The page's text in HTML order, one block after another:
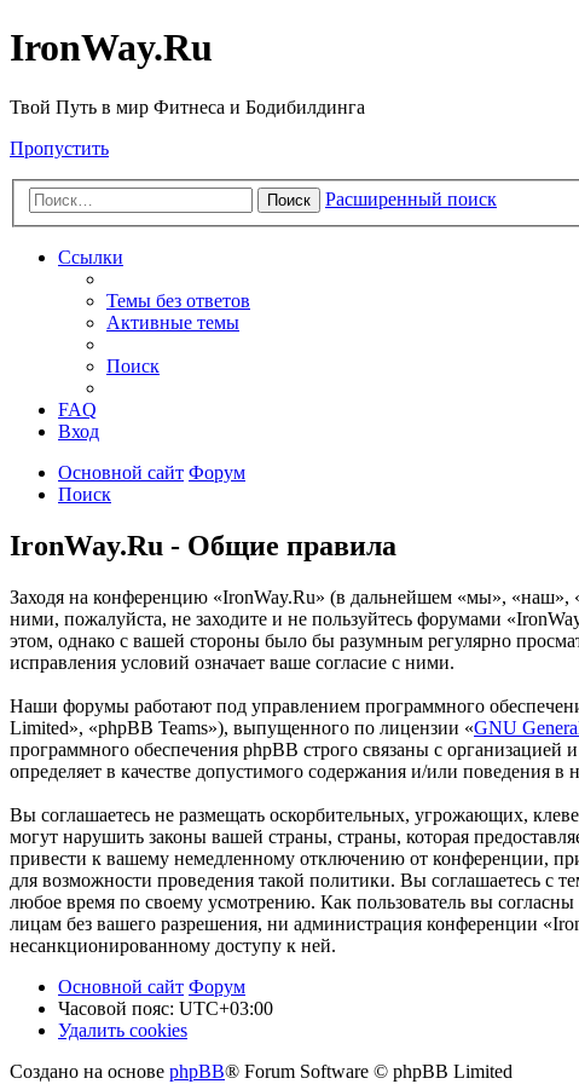
IronWay.Ru
Твой Путь в мир Фитнеса и Бодибилдинга
Пропустить
Поиск Расширенный поиск
Ссылки
Темы без ответов
Активные темы
Поиск
FAQ
Вход
Основной сайт Форум
Поиск
IronWay.Ru - Общие правила
Заходя на конференцию «IronWay.Ru» (в дальнейшем «мы», «наш»,
ними, пожалуйста, не заходите и не пользуйтесь форумами
этом, однако с вашей стороны было бы разумным регулярно
исправления условий означает ваше согласие с ними.
Наши форумы работают под управлением программного
Limited», «phpBB Teams»), выпущенного по лицензии «GNU
программного обеспечения phpBB строго связаны с
определяет в качестве допустимого содержания и/или поведения
Вы соглашаетесь не размещать оскорбительных, угрожающих,
могут нарушить законы вашей страны, страны, которая
привести к вашему немедленному отключению от конференции,
для возможности проведения такой политики. Вы соглашаетесь с
любое время по своему усмотрению. Как пользователь вы
лицам без вашего разрешения, ни администрация конференции
несанкционированному доступу к ней.
Основной сайт Форум
Часовой пояс: UTC+03:00
Удалить cookies
Создано на основе phpBB® Forum Software © phpBB Limited